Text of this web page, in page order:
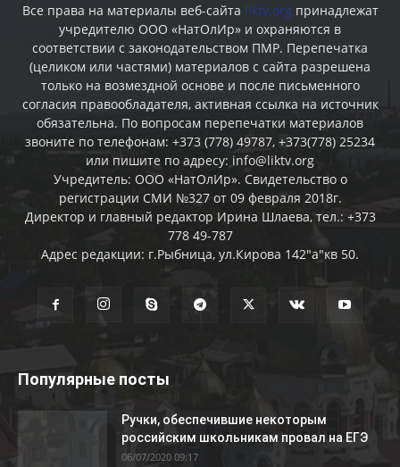
Все права на материалы веб-сайта liktv.org принадлежат
учредителю ООО «НатОлИр» и охраняются в
соответствии с законодательством ПМР. Перепечатка
(целиком или частями) материалов c сайта разрешена
только на возмездной основе и после письменного
согласия правообладателя, активная ссылка на источник
обязательна. По вопросам перепечатки материалов
звоните по телефонам: +373 (778) 49787, +373(778) 25234
или пишите по адресу: info@liktv.org
Учредитель: ООО «НатОлИр». Свидетельство о
регистрации СМИ №327 от 09 февраля 2018г.
Директор и главный редактор Ирина Шлаева, тел.: +373
778 49-787
Адрес редакции: г.Рыбница, ул.Кирова 142"а"кв 50.
Популярные посты
Ручки, обеспечившие некоторым
российским школьникам провал на ЕГЭ
06/07/2020 09:17